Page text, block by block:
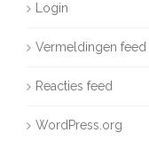
Login
Vermeldingen feed
Reacties feed
WordPress.org